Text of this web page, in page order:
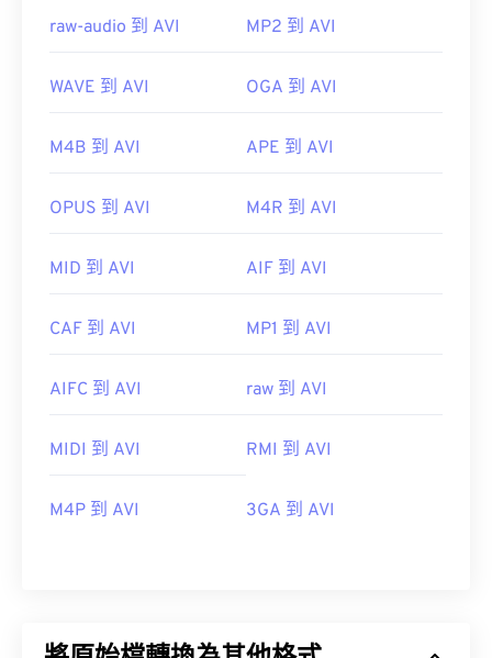
raw-audio 到 AVI MP2 到 AVI
WAVE 到 AVI OGA 到 AVI
M4B 到 AVI APE 到 AVI
OPUS 到 AVI M4R 到 AVI
MID 到 AVI AIF 到 AVI
CAF 到 AVI MP1 到 AVI
AIFC 到 AVI raw 到 AVI
MIDI 到 AVI RMI 到 AVI
M4P 到 AVI 3GA 到 AVI